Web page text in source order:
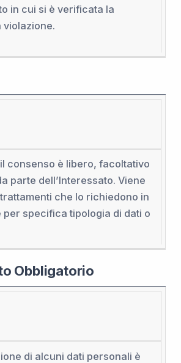
in cui si è verificata la
violazione.
consenso è libero, facoltativo
parte dell’Interessato. Viene
che lo richiedono in
per specifica tipologia di dati o
Obbligatorio
di alcuni dati personali è